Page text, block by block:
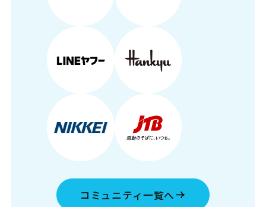
コミュニティ一覧へ